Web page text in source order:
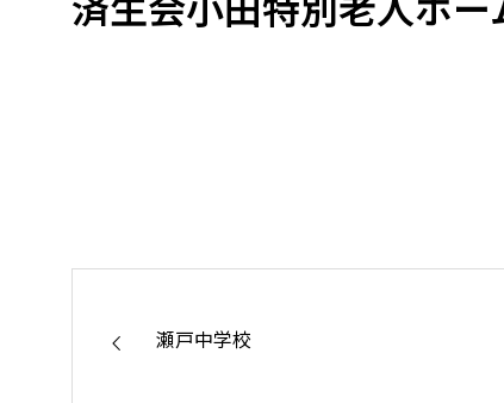
業務案内済生会小田特別老人ホー
瀬戸中学校